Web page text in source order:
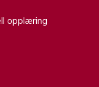
opplæring